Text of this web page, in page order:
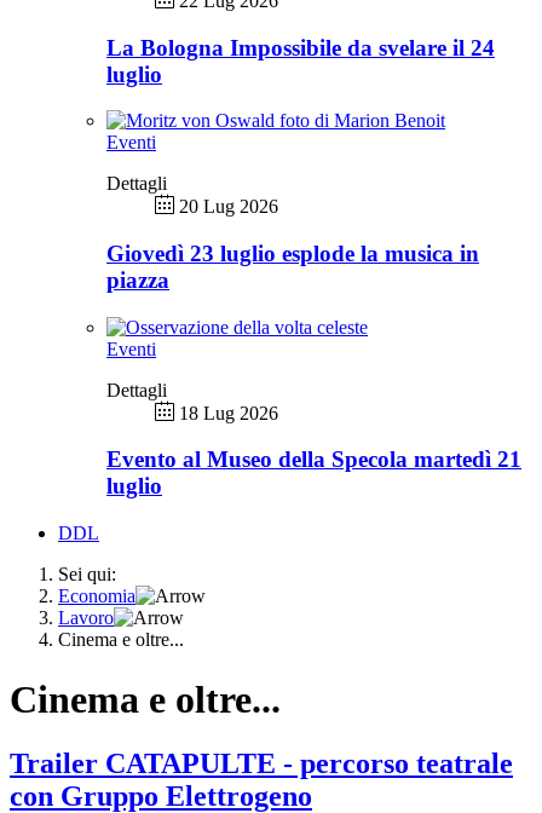
La Bologna Impossibile da svelare il 24
luglio
Eventi
Dettagli
20 Lug 2026
Giovedì 23 luglio esplode la musica in
piazza
Eventi
Dettagli
18 Lug 2026
Evento al Museo della Specola martedì 21
luglio
DDL
Sei qui:
Economia
Lavoro
Cinema e oltre...
Cinema e oltre...
Trailer CATAPULTE - percorso teatrale
con Gruppo Elettrogeno